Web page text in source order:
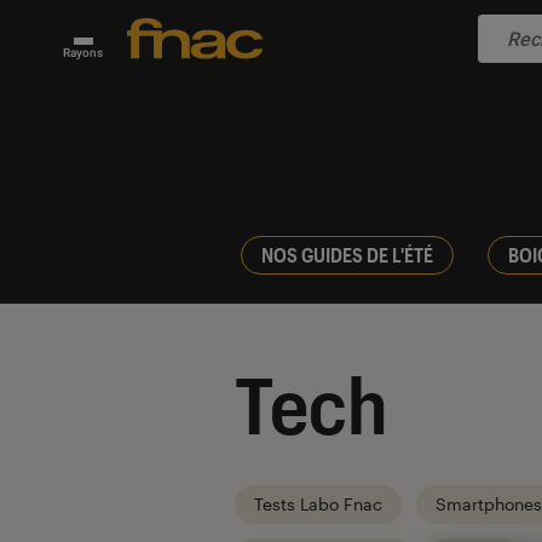
Rayons
NOS GUIDES DE L'ÉTÉ
Tech
Tests Labo Fnac Smartphones